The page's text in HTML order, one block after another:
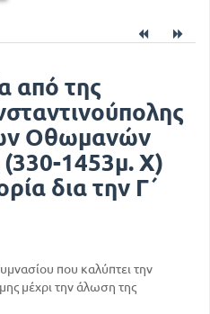
από της
Οθωμανών
1453μ. Χ)
δια την Γ΄
που καλύπτει την
μέχρι την άλωση της